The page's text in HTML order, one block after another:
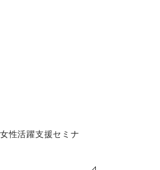
性活躍支援セミナ